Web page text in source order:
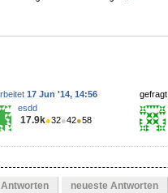
gefragt
17 Jun '14, 14:56
esdd
17.9k●32●42●58
neueste Antworten